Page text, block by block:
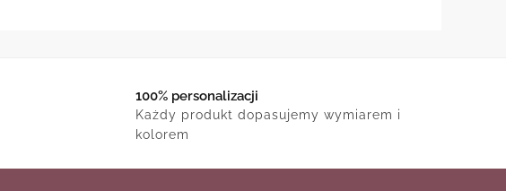
100% personalizacji
Każdy produkt dopasujemy wymiarem i
kolorem